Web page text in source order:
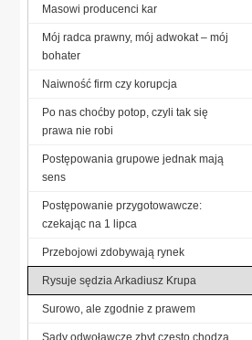
Masowi producenci kar
Mój radca prawny, mój adwokat – mój
bohater
Naiwność firm czy korupcja
Po nas choćby potop, czyli tak się
prawa nie robi
Postępowania grupowe jednak mają
sens
Postępowanie przygotowawcze:
czekając na 1 lipca
Przebojowi zdobywają rynek
Rysuje sędzia Arkadiusz Krupa
Surowo, ale zgodnie z prawem
Sądy odwoławcze zbyt często chodzą